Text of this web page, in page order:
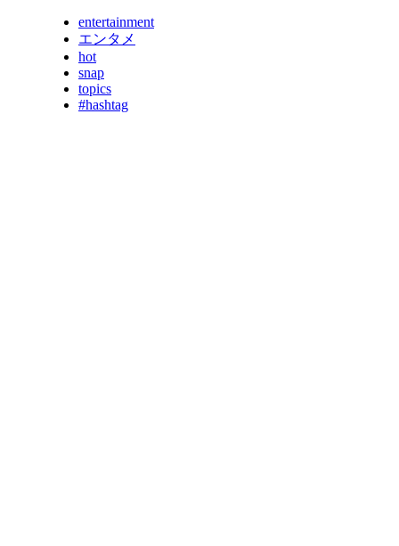
entertainment
エンタメ
hot
snap
topics
#hashtag